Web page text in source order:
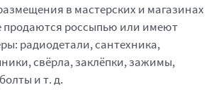
в мастерских и магазинах
продаются россыпью или имеют
радиодетали, сантехника,
свёрла, заклёпки, зажимы,
и т. д.